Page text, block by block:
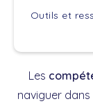
Outils et
Les
naviguer